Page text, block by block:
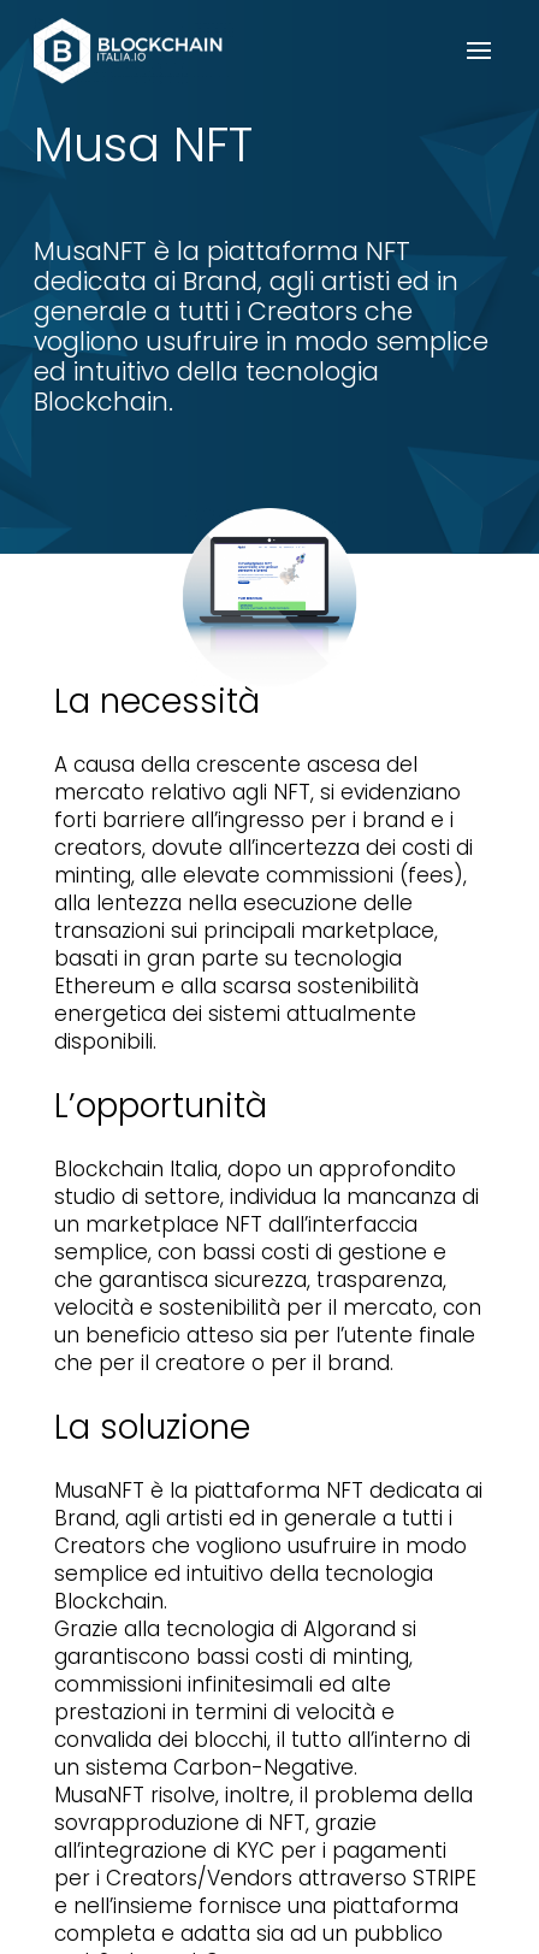
Musa NFT
MusaNFT è la piattaforma NFT
dedicata ai Brand, agli artisti ed in
generale a tutti i Creators che
vogliono usufruire in modo semplice
ed intuitivo della tecnologia
Blockchain.
La necessità
A causa della crescente ascesa del
mercato relativo agli NFT, si evidenziano
forti barriere all’ingresso per i brand e i
creators, dovute all’incertezza dei costi di
minting, alle elevate commissioni (fees),
alla lentezza nella esecuzione delle
transazioni sui principali marketplace,
basati in gran parte su tecnologia
Ethereum e alla scarsa sostenibilità
energetica dei sistemi attualmente
disponibili.
L’opportunità
Blockchain Italia, dopo un approfondito
studio di settore, individua la mancanza di
un marketplace NFT dall’interfaccia
semplice, con bassi costi di gestione e
che garantisca sicurezza, trasparenza,
velocità e sostenibilità per il mercato, con
un beneficio atteso sia per l’utente finale
che per il creatore o per il brand.
La soluzione
MusaNFT è la piattaforma NFT dedicata ai
Brand, agli artisti ed in generale a tutti i
Creators che vogliono usufruire in modo
semplice ed intuitivo della tecnologia
Blockchain.
Grazie alla tecnologia di Algorand si
garantiscono bassi costi di minting,
commissioni infinitesimali ed alte
prestazioni in termini di velocità e
convalida dei blocchi, il tutto all’interno di
un sistema Carbon-Negative.
MusaNFT risolve, inoltre, il problema della
sovrapproduzione di NFT, grazie
all’integrazione di KYC per i pagamenti
per i Creators/Vendors attraverso STRIPE
e nell’insieme fornisce una piattaforma
completa e adatta sia ad un pubblico